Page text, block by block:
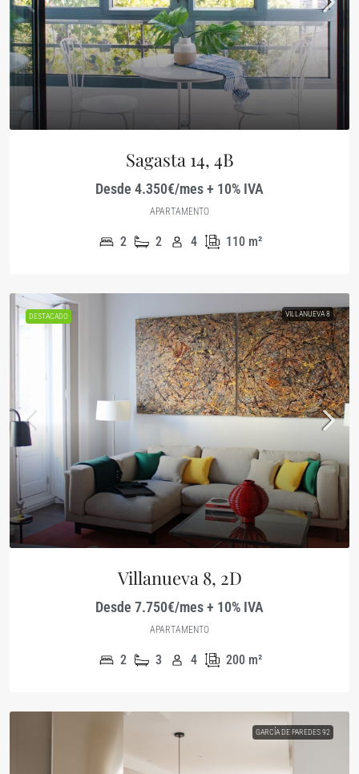
Sagasta 14, 4B
Desde 4.350€/mes + 10% IVA
APARTAMENTO
2 2 4 110 m²
DESTACADO VILLANUEVA 8
Villanueva 8, 2D
Desde 7.750€/mes + 10% IVA
APARTAMENTO
2 3 4 200 m²
GARCÍA DE PAREDES 92